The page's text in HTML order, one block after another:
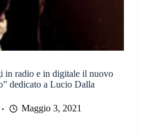
in radio e in digitale il nuovo
dedicato a Lucio Dalla
Maggio 3, 2021